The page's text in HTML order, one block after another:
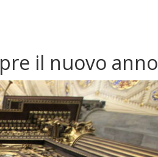
il nuovo anno